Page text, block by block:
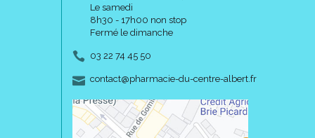
Le samedi
8h30 - 17h00 non stop
Fermé le dimanche
03 22 74 45 50
contact-
@-
pharmacie-du-centre-albert.fr